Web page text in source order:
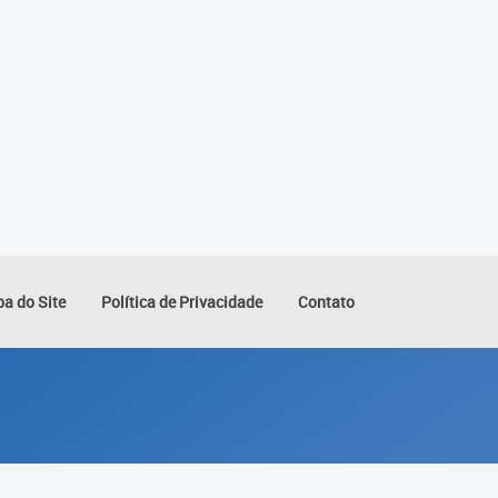
do Site Política de Privacidade Contato